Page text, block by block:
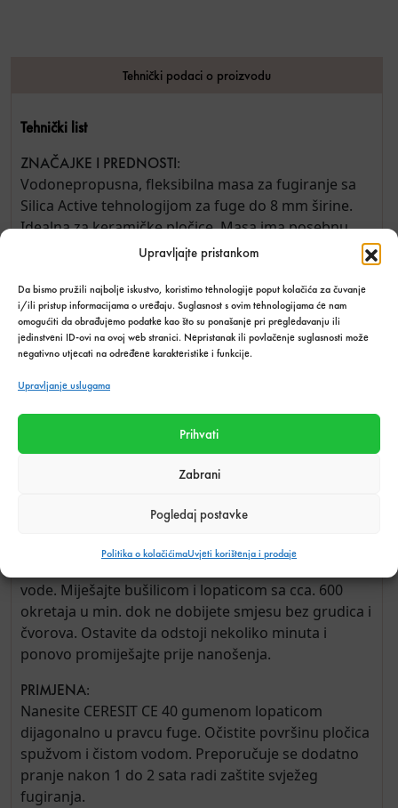
Upravljajte pristankom
Da bismo pružili najbolje iskustvo, koristimo tehnologije poput kolačića za čuvanje
i/ili pristup informacijama o uređaju. Suglasnost s ovim tehnologijama će nam
omogućiti da obrađujemo podatke kao što su ponašanje pri pregledavanju ili
jedinstveni ID-ovi na ovoj web stranici. Nepristanak ili povlačenje suglasnosti može
negativno utjecati na određene karakteristike i funkcije.
Upravljanje uslugama
Prihvati
Zabrani
Pogledaj postavke
Politika o kolačićimaUvjeti korištenja i prodaje
Tehnički podaci o proizvodu
Tehnički list
ZNAČAJKE I PREDNOSTI:
Vodonepropusna, fleksibilna masa za fugiranje sa
Silica Active tehnologijom za fuge do 8 mm širine.
Idealna za keramičke pločice. Masa ima posebnu
Microprotect TrioProtect formulu.
KARAKTERISTIKE:
Dugotrajna i otporna na plijesan
Izdržljive i jedinstvene boje
Povećana otpornost na čišćenje i prljavštinu
PRIPREMA PODLOGE:
osušiti prije nanošenja CERESIT CE 40. Očistite fuge
biste utvrdili može li se površina savršeno očistiti
intenzivne tonove boja.
MIJEŠANJE CERESIT CE 40:
vode. Miješajte bušilicom i lopaticom sa cca. 600
okretaja u min. dok ne dobijete smjesu bez grudica i
čvorova. Ostavite da odstoji nekoliko minuta i
ponovo promiješajte prije nanošenja.
PRIMJENA:
Nanesite CERESIT CE 40 gumenom lopaticom
dijagonalno u pravcu fuge. Očistite površinu pločica
spužvom i čistom vodom. Preporučuje se dodatno
pranje nakon 1 do 2 sata radi zaštite svježeg
fugiranja.